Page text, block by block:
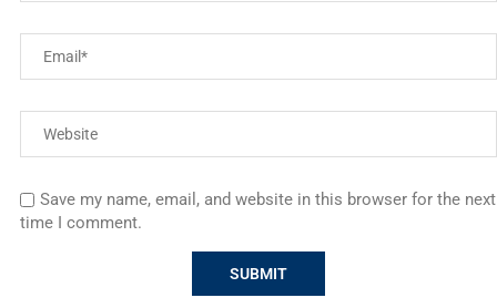
Save my name, email, and website in this browser for the next
time I comment.